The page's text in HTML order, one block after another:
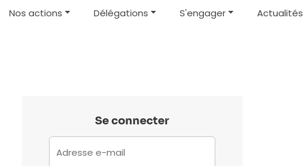
Nos actions Délégations S'engager Actualités
Se connecter
Adresse e-mail